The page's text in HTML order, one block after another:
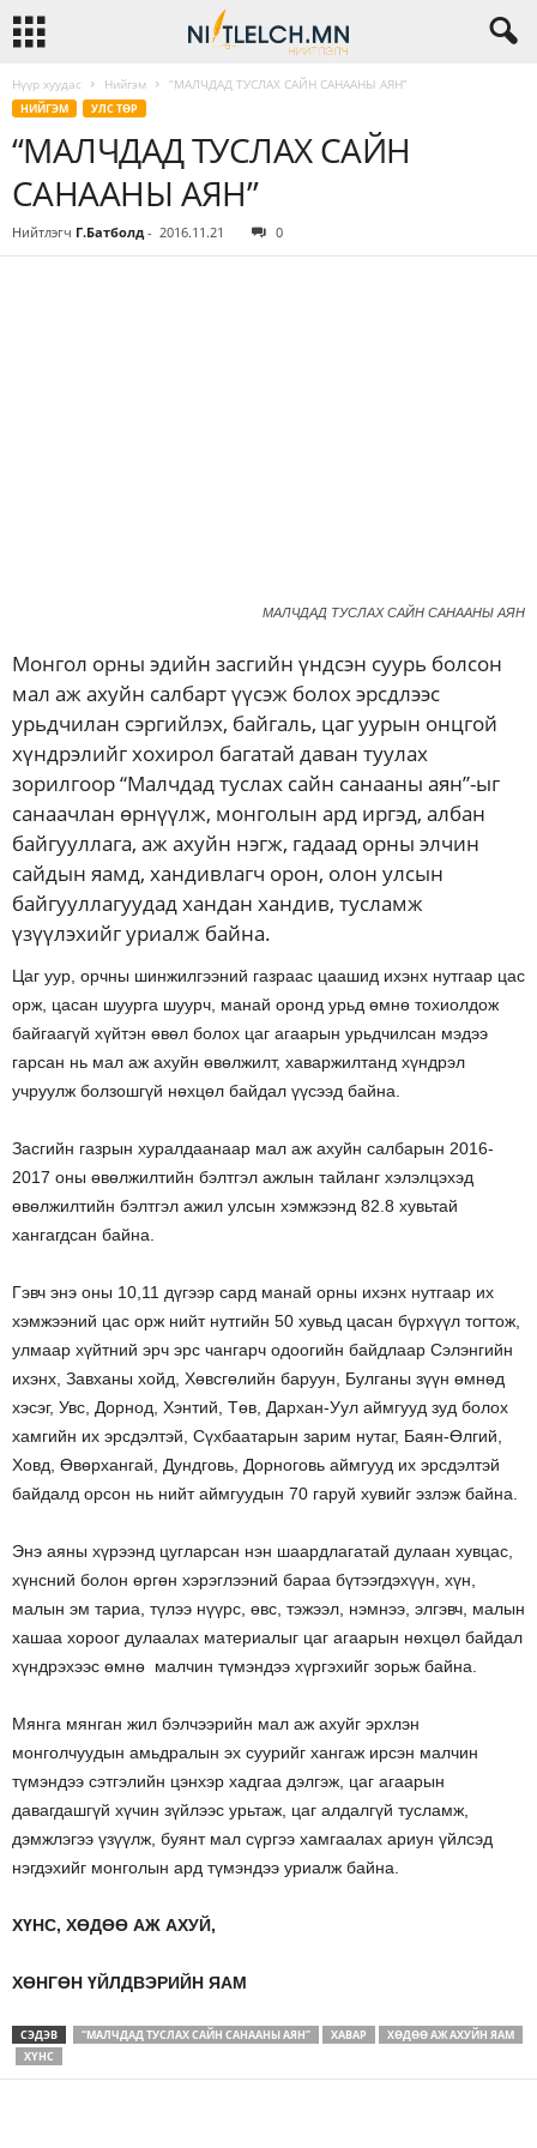
Нүүр хуудас Нийгэм “МАЛЧДАД ТУСЛАХ САЙН САНААНЫ АЯН”
НИЙГЭМ УЛС ТӨР
“МАЛЧДАД ТУСЛАХ САЙН
САНААНЫ АЯН”
Нийтлэгч Г.Батболд- 2016.11.21 0
МАЛЧДАД ТУСЛАХ САЙН САНААНЫ АЯН
Монгол орны эдийн засгийн үндсэн суурь болсон
мал аж ахуйн салбарт үүсэж болох эрсдлээс
урьдчилан сэргийлэх, байгаль, цаг уурын онцгой
хүндрэлийг хохирол багатай даван туулах
зорилгоор “Малчдад туслах сайн санааны аян”-ыг
санаачлан өрнүүлж, монголын ард иргэд, албан
байгууллага, аж ахуйн нэгж, гадаад орны элчин
сайдын яамд, хандивлагч орон, олон улсын
байгууллагуудад хандан хандив, тусламж
үзүүлэхийг уриалж байна.
Цаг уур, орчны шинжилгээний газраас цаашид ихэнх нутгаар цас
орж, цасан шуурга шуурч, манай оронд урьд өмнө тохиолдож
байгаагүй хүйтэн өвөл болох цаг агаарын урьдчилсан мэдээ
гарсан нь мал аж ахуйн өвөлжилт, хаваржилтанд хүндрэл
учруулж болзошгүй нөхцөл байдал үүсээд байна.
Засгийн газрын хуралдаанаар мал аж ахуйн салбарын 2016-
2017 оны өвөлжилтийн бэлтгэл ажлын тайланг хэлэлцэхэд
өвөлжилтийн бэлтгэл ажил улсын хэмжээнд 82.8 хувьтай
хангагдсан байна.
Гэвч энэ оны 10,11 дүгээр сард манай орны ихэнх нутгаар их
хэмжээний цас орж нийт нутгийн 50 хувьд цасан бүрхүүл тогтож,
улмаар хүйтний эрч эрс чангарч одоогийн байдлаар Сэлэнгийн
ихэнх, Завханы хойд, Хөвсгөлийн баруун, Булганы зүүн өмнөд
хэсэг, Увс, Дорнод, Хэнтий, Төв, Дархан-Уул аймгууд зуд болох
хамгийн их эрсдэлтэй, Сүхбаатарын зарим нутаг, Баян-Өлгий,
Ховд, Өвөрхангай, Дундговь, Дорноговь аймгууд их эрсдэлтэй
байдалд орсон нь нийт аймгуудын 70 гаруй хувийг эзлэж байна.
Энэ аяны хүрээнд цугларсан нэн шаардлагатай дулаан хувцас,
хүнсний болон өргөн хэрэглээний бараа бүтээгдэхүүн, хүн,
малын эм тариа, түлээ нүүрс, өвс, тэжээл, нэмнээ, элгэвч, малын
хашаа хороог дулаалах материалыг цаг агаарын нөхцөл байдал
хүндрэхээс өмнө малчин түмэндээ хүргэхийг зорьж байна.
Мянга мянган жил бэлчээрийн мал аж ахуйг эрхлэн
монголчуудын амьдралын эх суурийг хангаж ирсэн малчин
түмэндээ сэтгэлийн цэнхэр хадгаа дэлгэж, цаг агаарын
давагдашгүй хүчин зүйлээс урьтаж, цаг алдалгүй тусламж,
дэмжлэгээ үзүүлж, буянт мал сүргээ хамгаалах ариун үйлсэд
нэгдэхийг монголын ард түмэндээ уриалж байна.
ХҮНС, ХӨДӨӨ АЖ АХУЙ,
ХӨНГӨН ҮЙЛДВЭРИЙН ЯАМ
СЭДЭВ “МАЛЧДАД ТУСЛАХ САЙН САНААНЫ АЯН” ХАВАР
ХӨДӨӨ АЖ АХУЙН ЯАМ
ХҮНС